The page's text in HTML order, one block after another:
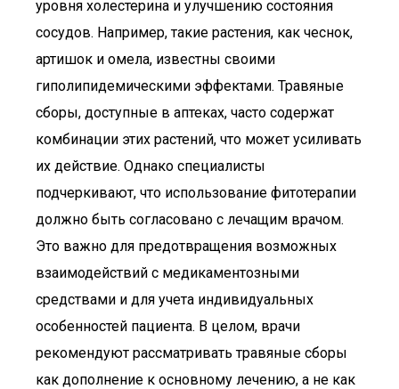
уровня холестерина и улучшению состояния
сосудов. Например, такие растения, как чеснок,
артишок и омела, известны своими
гиполипидемическими эффектами. Травяные
сборы, доступные в аптеках, часто содержат
комбинации этих растений, что может усиливать
их действие. Однако специалисты
подчеркивают, что использование фитотерапии
должно быть согласовано с лечащим врачом.
Это важно для предотвращения возможных
взаимодействий с медикаментозными
средствами и для учета индивидуальных
особенностей пациента. В целом, врачи
рекомендуют рассматривать травяные сборы
как дополнение к основному лечению, а не как